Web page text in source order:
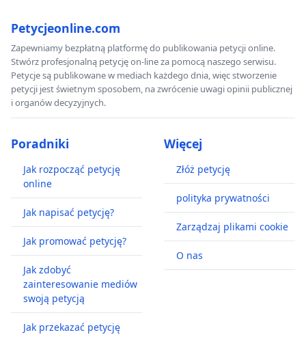
Petycjeonline.com
Zapewniamy bezpłatną platformę do publikowania petycji online.
Stwórz profesjonalną petycję on-line za pomocą naszego serwisu.
Petycje są publikowane w mediach każdego dnia, więc stworzenie
petycji jest świetnym sposobem, na zwrócenie uwagi opinii publicznej
i organów decyzyjnych.
Poradniki
Jak rozpocząć petycję
online
Jak napisać petycję?
Jak promować petycję?
Jak zdobyć
zainteresowanie mediów
swoją petycją
Jak przekazać petycję
Więcej
Złóż petycję
polityka prywatności
Zarządzaj plikami cookie
O nas